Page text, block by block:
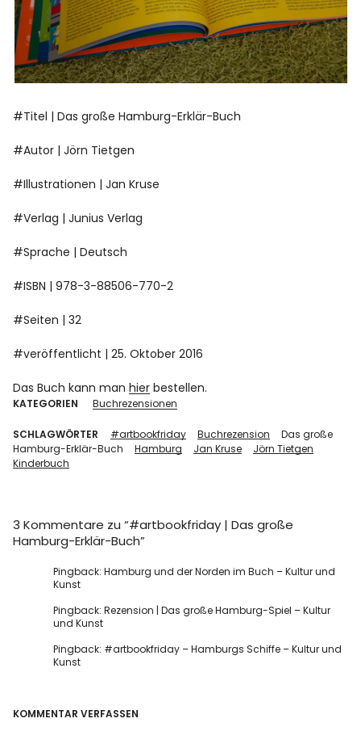
#Titel | Das große Hamburg-Erklär-Buch
#Autor | Jörn Tietgen
#Illustrationen | Jan Kruse
#Verlag | Junius Verlag
#Sprache | Deutsch
#ISBN | 978-3-88506-770-2
#Seiten | 32
#veröffentlicht | 25. Oktober 2016
Das Buch kann manhier bestellen.
KATEGORIEN Buchrezensionen
SCHLAGWÖRTER #artbookfriday Buchrezension
Das große
Hamburg-Erklär-Buch
Hamburg Jan Kruse
Jörn Tietgen
Kinderbuch
3 Kommentare zu “#artbookfriday | Das große
Hamburg-Erklär-Buch”
Pingback:Hamburg und der Norden im Buch – Kultur und
Kunst
Pingback:Rezension | Das große Hamburg-Spiel – Kultur
und Kunst
Pingback: #artbookfriday – Hamburgs Schiffe – Kultur und
Kunst
KOMMENTAR VERFASSEN